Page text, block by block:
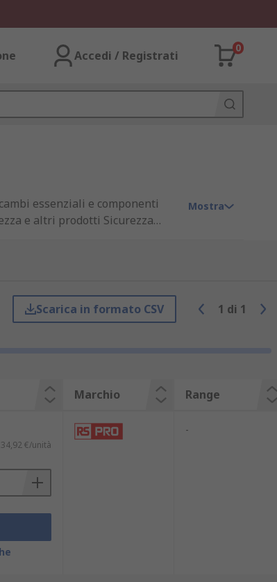
Accedi / Registrati
0
essenziali e componenti
e altri prodotti Sicurezza
Mostra
Scarica in formato CSV 1 di 1
Marchio Range
€/unità
-